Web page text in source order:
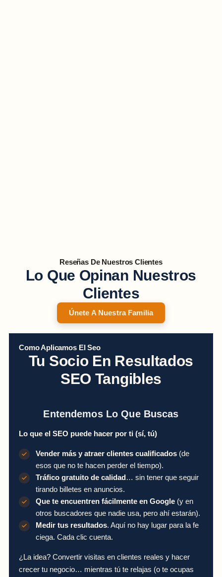
Reseñas De Nuestros Clientes
Lo Que Opinan Nuestros
Clientes
Únete A Nuestra Familia
Como Aplicamos El Seo
Tu Socio En Resultados
SEO Tangibles
Entendemos Lo Que Buscas
Lo que el SEO puede hacer por ti (sí, tú)
Vender más y atraer clientes cualificados (de
esos que no te hacen perder el tiempo).
Tráfico gratuito de calidad… sin tener que seguir
tirando billetes en anuncios.
Que te encuentren fácilmente en Google (y en
otros buscadores que nadie usa, pero ahí estarán).
Medir tus resultados. Aquí no hay lugar para la fe
ciega. Cada clic cuenta.
¿La idea? Convertir visitas en clientes reales y hacer
crecer tu negocio… mientras tú te relajas (o te ocupas